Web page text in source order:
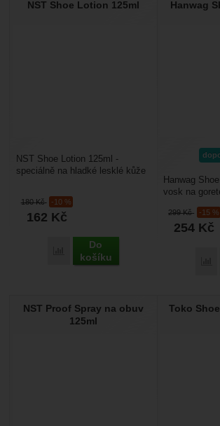
NST Shoe Lotion 125ml
180Kč -10 %
162 Kč
Porovnat
Do
košíku
NST Shoe Lotion 125ml -
speciálně na hladké lesklé kůže
impregnační a...
Hanwag
299Kč -15 %
254 Kč
Hanwag
vosk na
s míchaný s
NST Proof Spray na obuv
125ml
Toko